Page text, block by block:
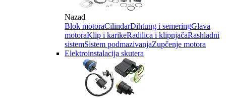
Nazad
Blok motoraCilindarDihtung i semeringGlava
motoraKlip i karikeRadilica i klipnjačaRashladni
sistemSistem podmazivanjaZupčenje motora
Elektroinstalacija skutera